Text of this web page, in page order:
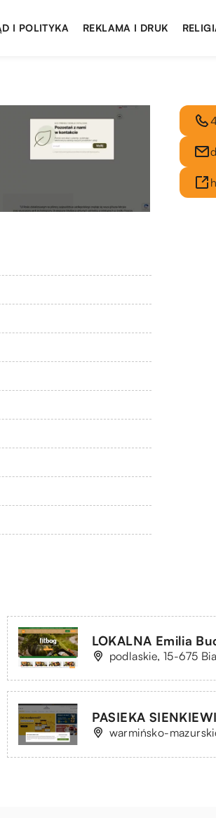
I POLITYKA REKLAMA I DRUK
LOKALNA Emilia
podlaskie, 15-675
PASIEKA
warmińsko-